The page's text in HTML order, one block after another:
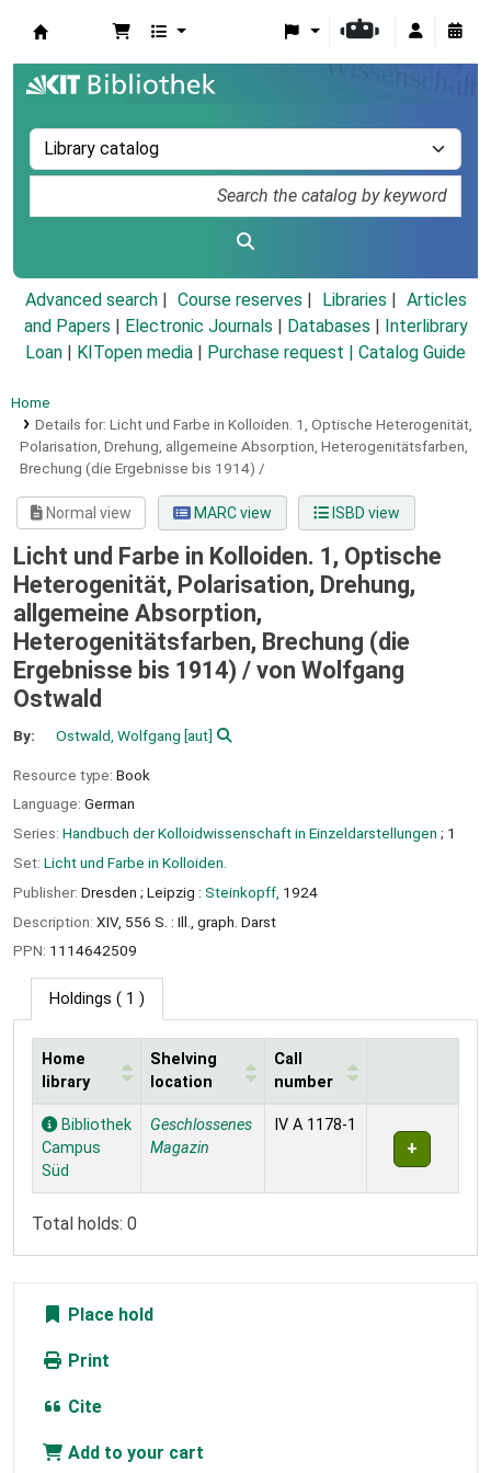
Advanced search Course reserves Libraries
Articles
and Papers
Electronic Journals Databases
Interlibrary
Loan
KITopen media Purchase request | Catalog Guide
Home
Details for: Licht und Farbe in Kolloiden. 1, Optische Heterogenität,
Polarisation, Drehung, allgemeine Absorption, Heterogenitätsfarben,
Brechung (die Ergebnisse bis 1914) /
Normal view MARC view ISBD view
Licht und Farbe in Kolloiden. 1, Optische
Heterogenität, Polarisation, Drehung,
allgemeine Absorption,
Heterogenitätsfarben, Brechung (die
Ergebnisse bis 1914) / von Wolfgang
Ostwald
By: Ostwald, Wolfgang [aut]
Resource type: Book
Language: German
Series: Handbuch der Kolloidwissenschaft in Einzeldarstellungen ; 1
Set: Licht und Farbe in Kolloiden.
Publisher: Dresden ; Leipzig : Steinkopff, 1924
Description: XIV, 556 S. : Ill., graph. Darst
PPN: 1114642509
Holdings ( 1 )
Holdings
Home
library
Shelving
location
Call
number
Bibliothek
Campus
Süd
Geschlossenes
Magazin
IV A 1178-1
Total holds: 0
Place hold
Print
Cite
Add to your cart